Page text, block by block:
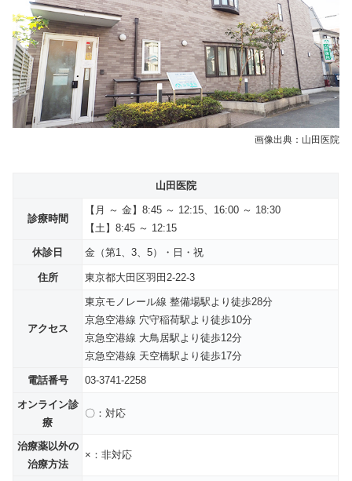
画像出典：山田医院
山田医院
診療時間
【月 ～ 金】8:45 ～ 12:15、16:00 ～ 18:30
【土】8:45 ～ 12:15
休診日 金（第1、3、5） ・日・祝
住所 東京都大田区羽田2-22-3
アクセス
東京モノレール線 整備場駅より徒歩28分
京急空港線 穴守稲荷駅より徒歩10分
京急空港線 大鳥居駅より徒歩12分
京急空港線 天空橋駅より徒歩17分
電話番号 03-3741-2258
オンライン診
療
〇：対応
治療薬以外の
治療方法
×：非対応